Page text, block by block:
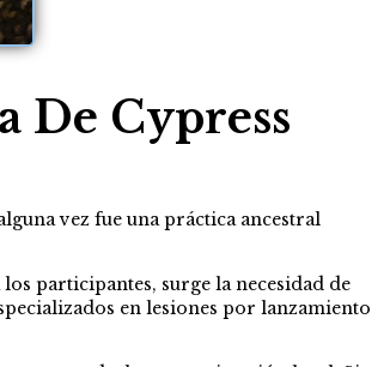
De Cypress
vez fue una práctica ancestral
participantes, surge la necesidad de
en lesiones por lanzamiento